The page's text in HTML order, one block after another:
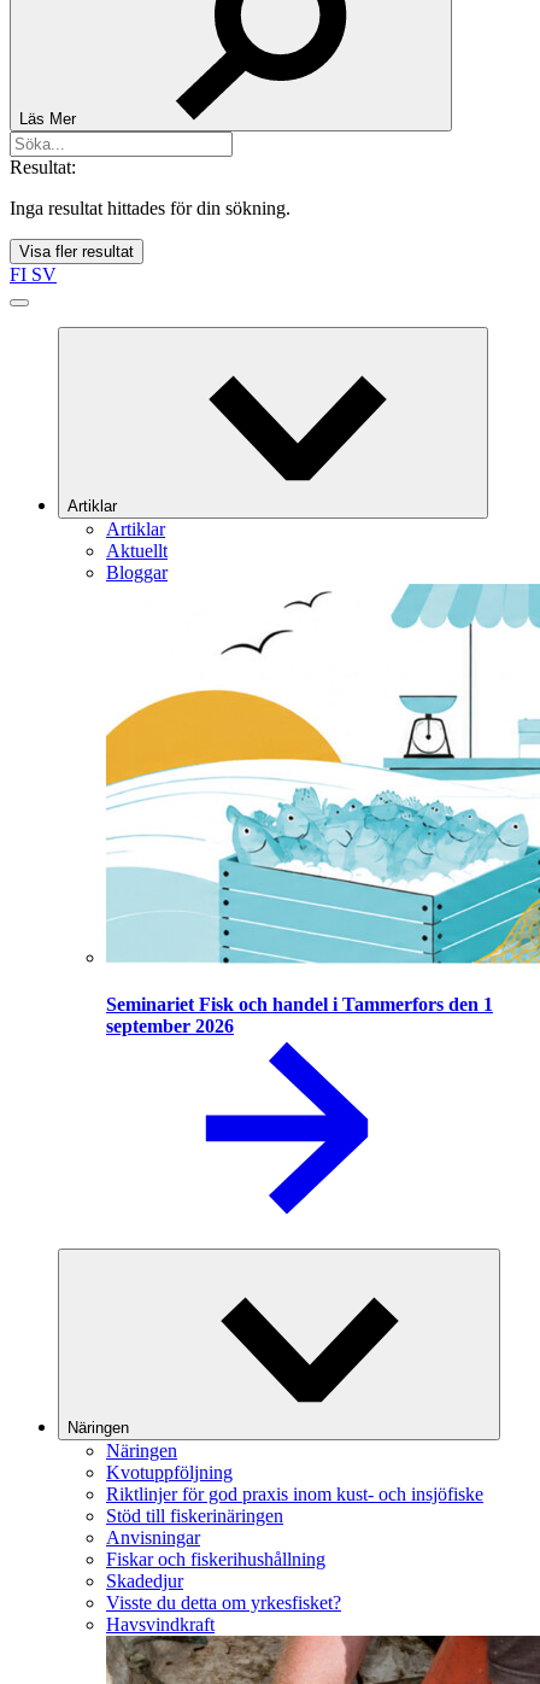
Läs Mer
Resultat:
Inga resultat hittades för din sökning.
Visa fler resultat
FI SV
Artiklar
Artiklar
Aktuellt
Bloggar
Seminariet Fisk och handel i Tammerfors den 1
september 2026
Näringen
Näringen
Kvotuppföljning
Riktlinjer för god praxis inom kust- och insjöfiske
Stöd till fiskerinäringen
Anvisningar
Fiskar och fiskerihushållning
Skadedjur
Visste du detta om yrkesfisket?
Havsvindkraft